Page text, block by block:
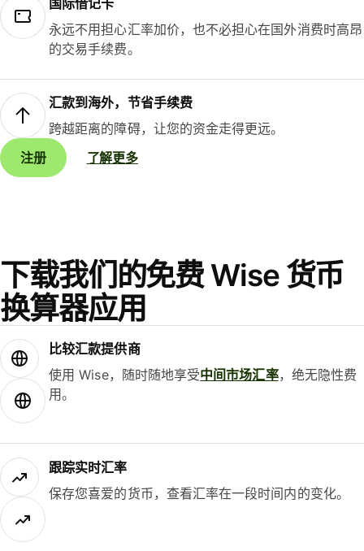
国际借记卡
永远不用担心汇率加价，也不必担心在国外消费时高昂
的交易手续费。
汇款到海外，节省手续费
跨越距离的障碍，让您的资金走得更远。
注册
了解更多
下载我们的免费 Wise 货币
换算器应用
比较汇款提供商
使用 Wise，随时随地享受中间市场汇率，绝无隐性费
用。
跟踪实时汇率
保存您喜爱的货币，查看汇率在一段时间内的变化。